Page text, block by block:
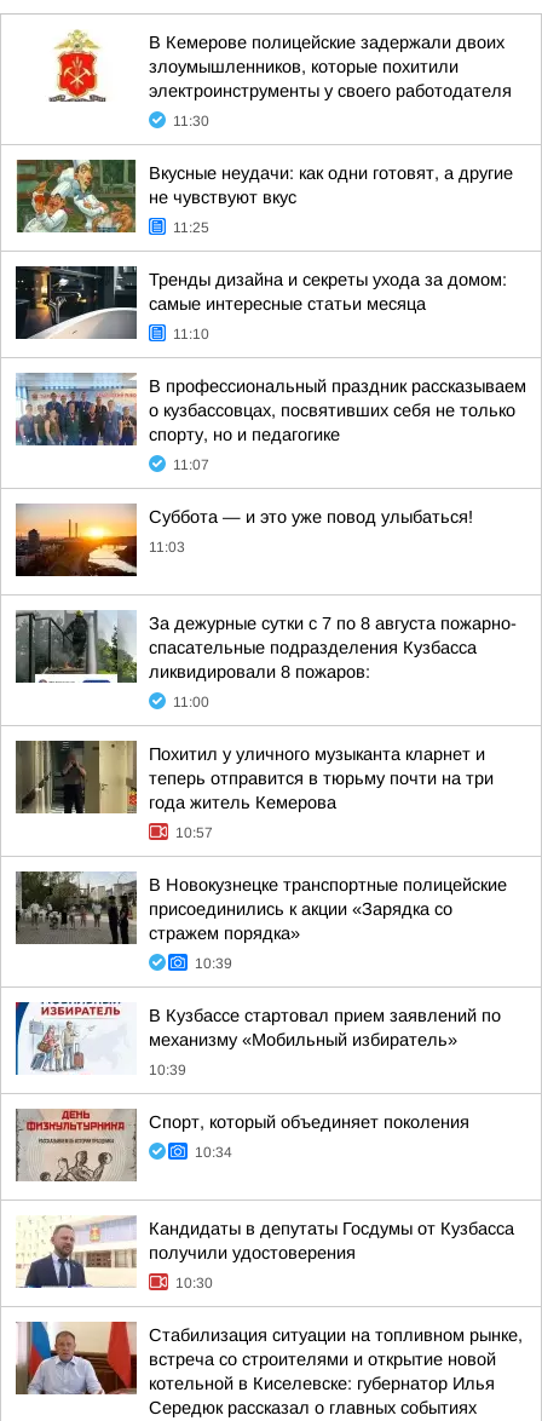
В Кемерове полицейские задержали двоих
злоумышленников, которые похитили
электроинструменты у своего работодателя
11:30
Вкусные неудачи: как одни готовят, а другие
не чувствуют вкус
11:25
Тренды дизайна и секреты ухода за домом:
самые интересные статьи месяца
11:10
В профессиональный праздник рассказываем
о кузбассовцах, посвятивших себя не только
спорту, но и педагогике
11:07
Суббота — и это уже повод улыбаться!
11:03
За дежурные сутки с 7 по 8 августа пожарно-
спасательные подразделения Кузбасса
ликвидировали 8 пожаров:
11:00
Похитил у уличного музыканта кларнет и
теперь отправится в тюрьму почти на три
года житель Кемерова
10:57
В Новокузнецке транспортные полицейские
присоединились к акции «Зарядка со
стражем порядка»
10:39
В Кузбассе стартовал прием заявлений по
механизму «Мобильный избиратель»
10:39
Спорт, который объединяет поколения
10:34
Кандидаты в депутаты Госдумы от Кузбасса
получили удостоверения
10:30
Стабилизация ситуации на топливном рынке,
встреча со строителями и открытие новой
котельной в Киселевске: губернатор Илья
Середюк рассказал о главных событиях